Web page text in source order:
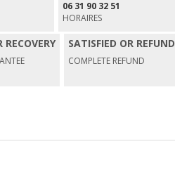
06 31 90 32 51
HORAIRES
RECOVERY SATISFIED OR
COMPLETE REFUND